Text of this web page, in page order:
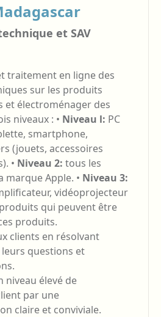
et SAV
traitement en ligne des
sur les produits
et électroménager des
niveaux : • Niveau l: PC
smartphone,
(jouets, accessoires
• Niveau 2: tous les
marque Apple. • Niveau 3:
vidéoprojecteur
qui peuvent être
produits.
clients en résolvant
questions et
niveau élevé de
par une
claire et conviviale.